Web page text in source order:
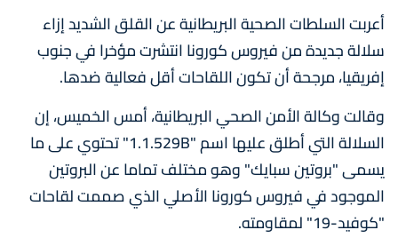
أعربت السلطات الصحية البريطانية عن القلق الشديد إزاء
سلالة جديدة من فيروس كورونا انتشرت مؤخرا في جنوب
إفريقيا، مرجحة أن تكون اللقاحات أقل فعالية ضدها.
وقالت وكالة الأمن الصحي البريطانية، أمس الخميس، إن
السلالة التي أطلق عليها اسم "1.1.529B" تحتوي على ما
يسمى "بروتين سبايك" وهو مختلف تماما عن البروتين
الموجود في فيروس كورونا الأصلي الذي صممت لقاحات
"كوفيد-19" لمقاومته.